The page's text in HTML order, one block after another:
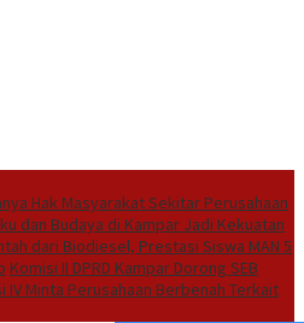
Hak Masyarakat Sekitar Perusahaan
dan Budaya di Kampar Jadi Kekuatan
dari Biodiesel, Prestasi Siswa MAN 5
Komisi II DPRD Kampar Dorong SEB
IV Minta Perusahaan Berbenah Terkait